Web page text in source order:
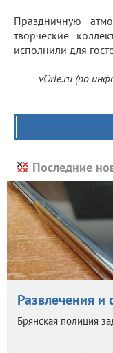
Праздничную
творческие
исполнили для
vOrle.ru (по
Последние
Развлечения и
Брянская полиция